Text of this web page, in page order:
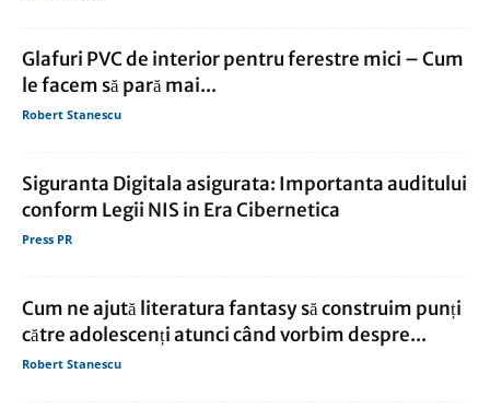
Glafuri PVC de interior pentru ferestre mici – Cum
le facem să pară mai...
Robert Stanescu
Siguranta Digitala asigurata: Importanta auditului
conform Legii NIS in Era Cibernetica
Press PR
Cum ne ajută literatura fantasy să construim punți
către adolescenți atunci când vorbim despre...
Robert Stanescu